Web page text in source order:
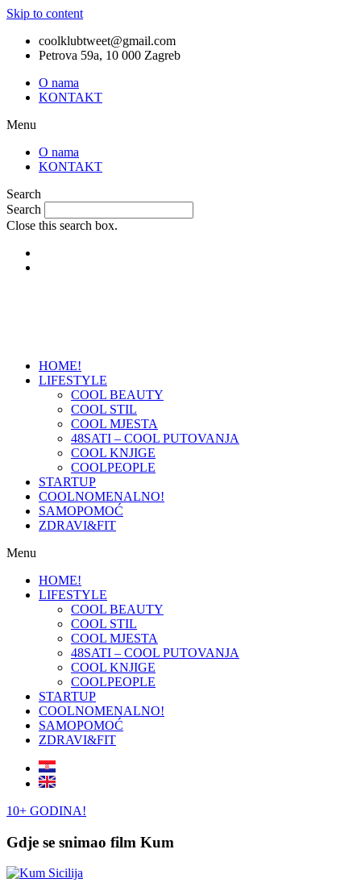
Skip to content
coolklubtweet@gmail.com
Petrova 59a, 10 000 Zagreb
O nama
KONTAKT
Menu
O nama
KONTAKT
Search
Search
Close this search box.
HOME!
LIFESTYLE
COOL BEAUTY
COOL STIL
COOL MJESTA
48SATI – COOL PUTOVANJA
COOL KNJIGE
COOLPEOPLE
STARTUP
COOLNOMENALNO!
SAMOPOMOĆ
ZDRAVI&FIT
Menu
HOME!
LIFESTYLE
COOL BEAUTY
COOL STIL
COOL MJESTA
48SATI – COOL PUTOVANJA
COOL KNJIGE
COOLPEOPLE
STARTUP
COOLNOMENALNO!
SAMOPOMOĆ
ZDRAVI&FIT
10+ GODINA!
Gdje se snimao film Kum